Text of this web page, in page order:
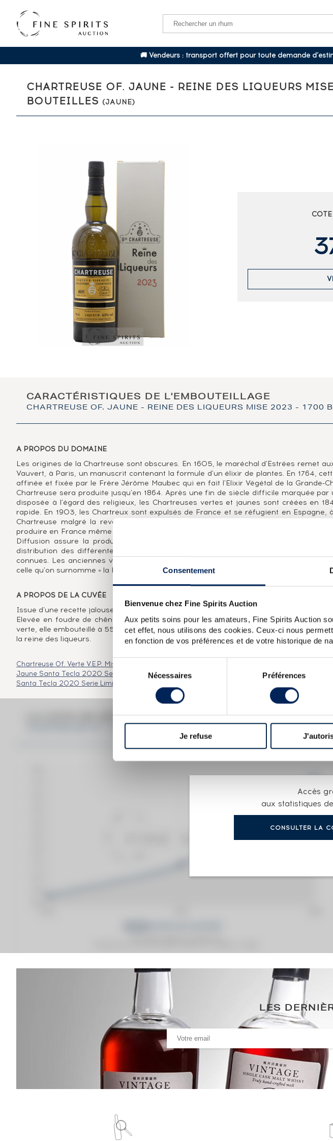
Consentement
Bienvenue chez Fine Spirits Auction
Aux petits soins pour les amateurs, Fine Spirits Auction
cet effet, nous utilisons des cookies. Ceux-ci nous
en fonction de vos préférences et de votre historique de
Sélection
du
consentement
Nécessaires Préférences
Je refuse
🚚 Vendeurs : transport offert pour toute demande
CHARTREUSE OF. JAUNE - REINE DES LIQUEURS
BOUTEILLES (JAUNE)
CARACTÉRISTIQUES DE L'EMBOUTEILLAGE
CHARTREUSE OF. JAUNE - REINE DES LIQUEURS MISE 2023 - 1700
A PROPOS DU DOMAINE
Les origines de la Chartreuse sont obscures. En 1605, le maréchal d'Estrées remet
Vauvert, à Paris, un manuscrit contenant la formule d'un élixir de plantes. En 1764,
affinée et fixée par le Frère Jérôme Maubec qui en fait l'Elixir Végétal de la Grande-
Chartreuse sera produite jusqu'en 1864. Après une fin de siècle difficile marquée par
disposée à l'égard des religieux, les Chartreuses vertes et jaunes sont créées en
rapide. En 1903, les Chartreux sont expulsés de France et se réfugient en Espagne,
Chartreuse malgré la revente de la marque un groupe de liquoristes. Ils la
produire en France même si la distillerie de Tarragone continue ses activités jusqu'en
Diffusion assure la production, désormais à la distillerie d'Aigueneoire - après la
distribution des différentes Chartreuses : la verte, la jaune, l'élixir végétal et les
connues. Les anciennes versions et les éditions limitées font les délices des
celle qu'on surnomme « la Reine des liqueurs ».
A PROPOS DE LA CUVÉE
Issue d'une recette jalousement gardée par les Pères Chartreux, la Chartreuse Jaune
Elevée en foudre de chêne, elle est embouteillé à 43%. Elle a été élaborée en
verte, elle embouteillé à 55%. Cette édition spéciale reprend le surnom qu'on donnait à
la reine des liqueurs.
Chartreuse Of. Verte V.E.P. Mise 2020 (1L.)
Jaune Santa Tecla 2020 Serie LimitadaChartreuse Of. Jaune Santa Tecla 2016 Serie
Santa Tecla 2020 Serie Limitada
Accès
aux statistiques
CONSULTER LA
Analyse & Performance du spiritueux
Chartreuse Of. Jaune - Reine des Liqueurs Mise 2023 - 1700 bouteilles
VARIATION DE LA COTE
2
ont placé une
LES